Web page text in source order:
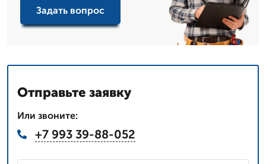
Задать вопрос
Отправьте заявку
Или звоните:
+7 993 39-88-052